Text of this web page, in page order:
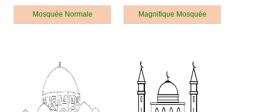
Mosquée Normale Magnifique Mosquée